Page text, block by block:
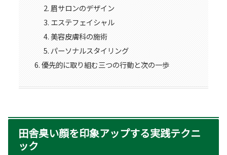
眉サロンのデザイン
エステフェイシャル
美容皮膚科の施術
パーソナルスタイリング
優先的に取り組む三つの行動と次の一歩
田舎臭い顔を印象アップする実践テクニ
ック